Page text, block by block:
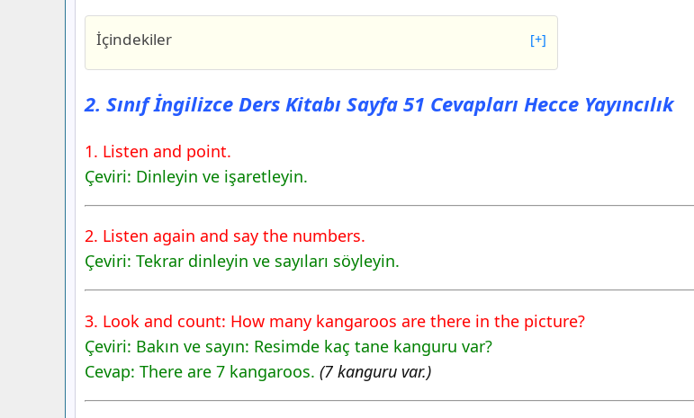
İçindekiler [+]
2. Sınıf İngilizce Ders Kitabı Sayfa 51 Cevapları Hecce
Yayıncılık
2. Sınıf İngilizce Ders Kitabı Sayfa 52 Cevapları Hecce
Yayıncılık
2. Sınıf İngilizce Ders Kitabı Sayfa 53 Cevapları Hecce
Yayıncılık
Yayıncılık
2. Sınıf İngilizce Ders Kitabı Sayfa 55 Cevapları Hecce
Yayıncılık
2. Sınıf İngilizce Ders Kitabı Sayfa 56 Cevapları Hecce
Yayıncılık
2. Sınıf İngilizce Ders Kitabı Sayfa 57 Cevapları Hecce
Yayıncılık
2. Sınıf İngilizce Ders Kitabı Sayfa 51 Cevapları Hecce Yayıncılık
1. Listen and point.
Çeviri: Dinleyin ve işaretleyin.
2. Listen again and say the numbers.
Çeviri: Tekrar dinleyin ve sayıları söyleyin.
3. Look and count: How many kangaroos are there in the picture?
Çeviri: Bakın ve sayın: Resimde kaç tane kanguru var?
Cevap: There are 7 kangaroos. (7 kanguru var.)